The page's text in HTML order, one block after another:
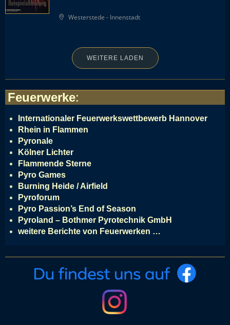
Westerstede - Innenstadt
WEITERE LADEN
Feuerwerke:
Internationaler Feuerwerkswettbewerb Hannover
Rhein in Flammen
Pyronale
Kölner Lichter
Flammende Sterne
Pyro Games
Burning Heide / Airfield
Pyroforum
Pyro Passion’s End of Season
Pyroland – Bothmer Pyrotechnik GmbH
weitere Berichte von Feuerwerken …